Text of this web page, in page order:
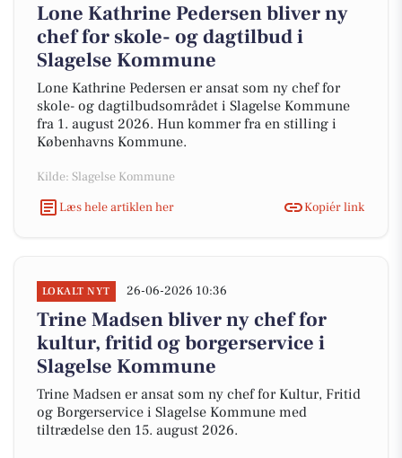
Lone Kathrine Pedersen bliver ny
chef for skole- og dagtilbud i
Slagelse Kommune
Lone Kathrine Pedersen er ansat som ny chef for
skole- og dagtilbudsområdet i Slagelse Kommune
fra 1. august 2026. Hun kommer fra en stilling i
Københavns Kommune.
Kilde: Slagelse Kommune
Læs hele artiklen her
Kopiér link
LOKALT NYT 26-06-2026 10:36
Trine Madsen bliver ny chef for
kultur, fritid og borgerservice i
Slagelse Kommune
Trine Madsen er ansat som ny chef for Kultur, Fritid
og Borgerservice i Slagelse Kommune med
tiltrædelse den 15. august 2026.